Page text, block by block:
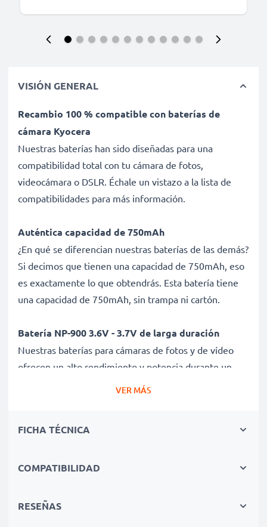
VISIÓN GENERAL
Recambio 100 % compatible con baterías de
cámara Kyocera
Nuestras baterías han sido diseñadas para una
compatibilidad total con tu cámara de fotos,
videocámara o DSLR. Échale un vistazo a la lista de
compatibilidades para más información.
Auténtica capacidad de 750mAh
¿En qué se diferencian nuestras baterías de las demás?
Si decimos que tienen una capacidad de 750mAh, eso
es exactamente lo que obtendrás. Esta batería tiene
una capacidad de 750mAh, sin trampa ni cartón.
Batería NP-900 3.6V - 3.7V de larga duración
Nuestras baterías para cámaras de fotos y de vídeo
ofrecen un alto rendimiento y potencia durante un
gran número de ciclos de carga, así como tiempos de
Como especialistas en baterías de alta calidad desde
estrictas y rigurosas pruebas durante todo el proceso
VER MÁS
FICHA TÉCNICA
COMPATIBILIDAD
RESEÑAS